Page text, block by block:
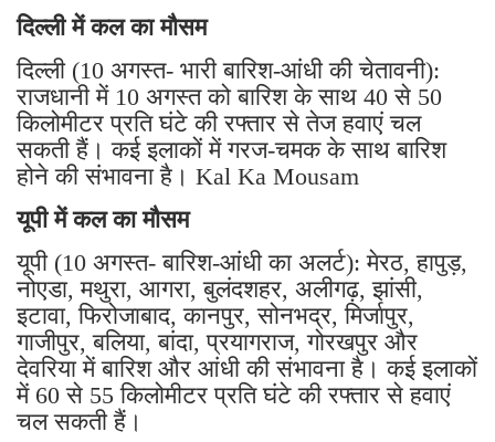
दिल्ली में कल का मौसम
दिल्ली (10 अगस्त- भारी बारिश-आंधी की चेतावनी):
राजधानी में 10 अगस्त को बारिश के साथ 40 से 50
किलोमीटर प्रति घंटे की रफ्तार से तेज हवाएं चल
सकती हैं। कई इलाकों में गरज-चमक के साथ बारिश
होने की संभावना है। Kal Ka Mousam
यूपी में कल का मौसम
यूपी (10 अगस्त- बारिश-आंधी का अलर्ट): मेरठ, हापुड़,
नोएडा, मथुरा, आगरा, बुलंदशहर, अलीगढ़, झांसी,
इटावा, फिरोजाबाद, कानपुर, सोनभद्र, मिर्जापुर,
गाजीपुर, बलिया, बांदा, प्रयागराज, गोरखपुर और
देवरिया में बारिश और आंधी की संभावना है। कई इलाकों
में 60 से 55 किलोमीटर प्रति घंटे की रफ्तार से हवाएं
चल सकती हैं।